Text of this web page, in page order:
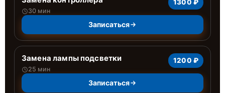
30 мин
1300 ₽
Записаться
Замена лампы подсветки
25 мин
1200 ₽
Записаться